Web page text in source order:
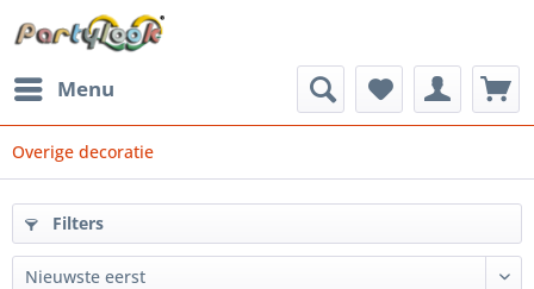
Menu
Overige decoratie
Filters